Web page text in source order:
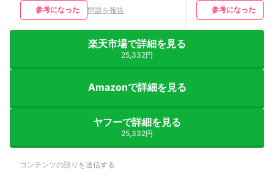
参考になった 問題を報告 参考になった
楽天市場で詳細を見る
25,332円
Amazonで詳細を見る
ヤフーで詳細を見る
25,332円
コンテンツの誤りを送信する